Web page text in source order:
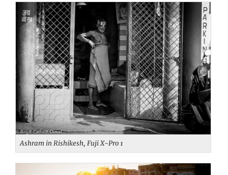
Ashram in Rishikesh, Fuji X-Pro 1